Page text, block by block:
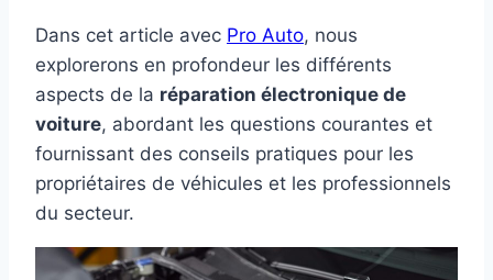
Dans cet article avec Pro Auto, nous
explorerons en profondeur les différents
aspects de la réparation électronique de
voiture, abordant les questions courantes et
fournissant des conseils pratiques pour les
propriétaires de véhicules et les professionnels
du secteur.